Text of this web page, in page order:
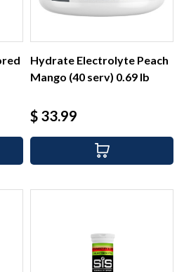
Hydrate Electrolyte Peach
Mango (40 serv) 0.69 lb
Precio
$ 33.99